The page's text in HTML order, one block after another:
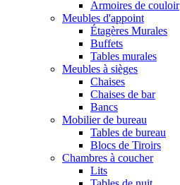
Armoires de couloir
Meubles d'appoint
Étagères Murales
Buffets
Tables murales
Meubles à sièges
Chaises
Chaises de bar
Bancs
Mobilier de bureau
Tables de bureau
Blocs de Tiroirs
Chambres à coucher
Lits